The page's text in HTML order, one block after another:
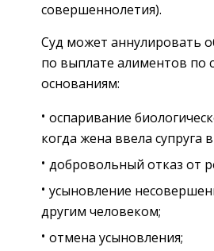
совершеннолетия).
Суд может аннулировать
по выплате алиментов по
основаниям:
оспаривание
когда жена ввела супруга
добровольный отказ от
усыновление
другим человеком;
отмена усыновления;